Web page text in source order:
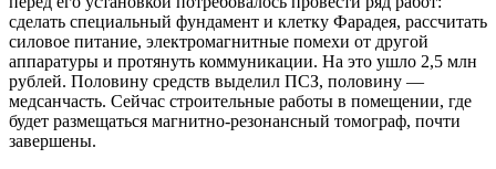
сделать специальный фундамент и клетку Фарадея, рассчитать
силовое питание, электромагнитные помехи от другой
аппаратуры и протянуть коммуникации. На это ушло 2,5 млн
рублей. Половину средств выделил ПСЗ, половину — ​
медсанчасть. Сейчас строительные работы в помещении, где
будет размещаться магнитно-резонансный томограф, почти
завершены.